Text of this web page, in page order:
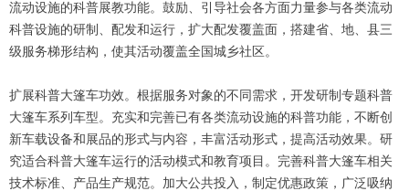
流动设施的科普展教功能。鼓励、引导社会各方面力量参与各类流动
科普设施的研制、配发和运行，扩大配发覆盖面，搭建省、地、县三
级服务梯形结构，使其活动覆盖全国城乡社区。
扩展科普大篷车功效。根据服务对象的不同需求，开发研制专题科普
大篷车系列车型。充实和完善已有各类流动设施的科普功能，不断创
新车载设备和展品的形式与内容，丰富活动形式，提高活动效果。研
究适合科普大篷车运行的活动模式和教育项目。完善科普大篷车相关
技术标准、产品生产规范。加大公共投入，制定优惠政策，广泛吸纳